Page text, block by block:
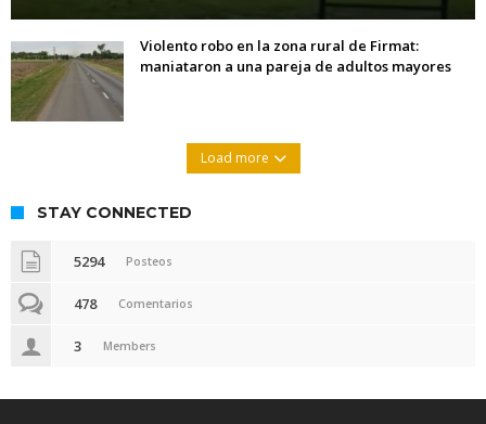
Violento robo en la zona rural de Firmat:
maniataron a una pareja de adultos mayores
Load more
STAY CONNECTED
5294 Posteos
478 Comentarios
3 Members